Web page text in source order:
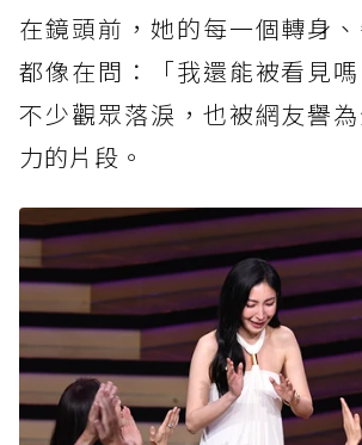
在鏡頭前，她的每一個轉身、
都像在問：「我還能被看見
不少觀眾落淚，也被網友譽
力的片段。